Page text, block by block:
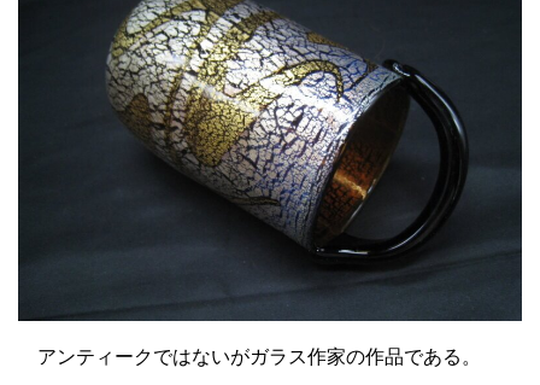
アンティークではないがガラス作家の作品である。